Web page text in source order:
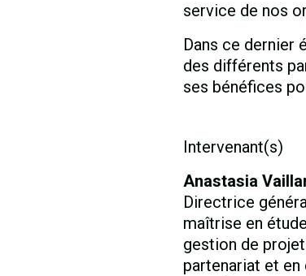
service de nos
Dans ce dernier
des différents
ses bénéfices
Intervenant(s)
Anastasia
Directrice
maîtrise en
gestion de
partenariat et